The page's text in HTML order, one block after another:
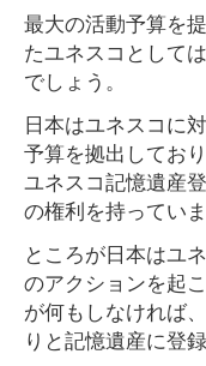
最大の活動予算を
たユネスコとして
でしょう。
日本はユネスコに
予算を拠出してお
ユネスコ記憶遺産
の権利を持っていま
ところが日本はユ
のアクションを起
が何もしなければ
りと記憶遺産に登